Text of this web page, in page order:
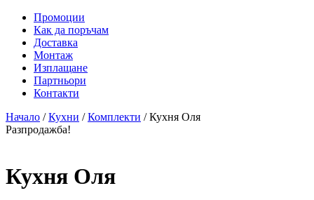
Промоции
Как да поръчам
Доставка
Монтаж
Изплащане
Партньори
Контакти
Начало /Кухни /Комплекти / Кухня Оля
Разпродажба!
Кухня Оля